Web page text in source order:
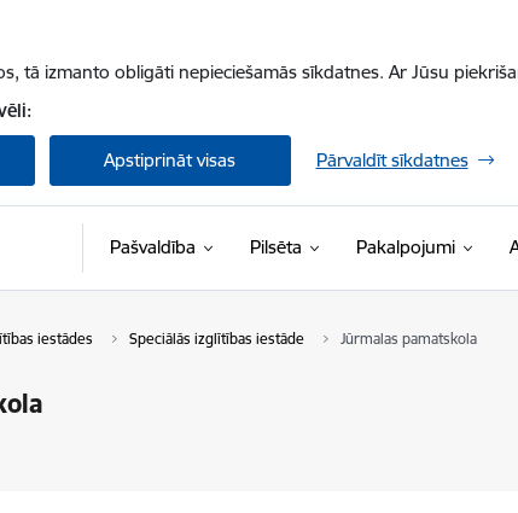
tā izmanto obligāti nepieciešamās sīkdatnes. Ar Jūsu
Apstiprināt visas Pārvaldīt sīkdatnes
Pašvaldība Pilsēta Pakalpojumi
iestādes Speciālās izglītības iestāde Jūrmalas pamatskola